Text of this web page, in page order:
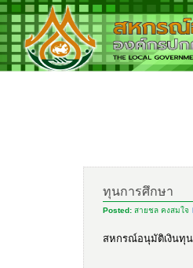
ทุนการศึกษา
Posted: สายชล คงสมใจ
สหกรณ์อนุมัติเงินทุน